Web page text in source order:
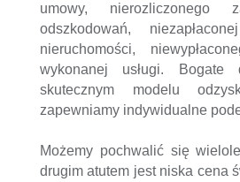
umowy, nierozliczonego
odszkodowań,
nieruchomości,
wykonanej usługi.
skutecznym modelu
zapewniamy indywidualne
Możemy pochwalić się
drugim atutem jest niska cena